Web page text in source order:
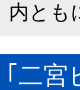
内とも
｢二宮